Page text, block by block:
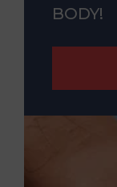
BODY!